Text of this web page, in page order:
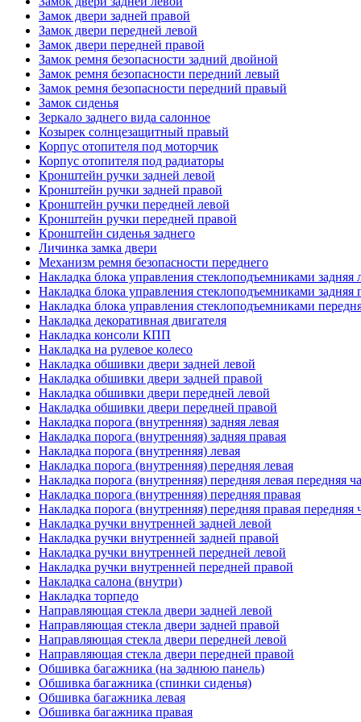
Замок двери задней правой
Замок двери передней левой
Замок двери передней правой
Замок ремня безопасности задний двойной
Замок ремня безопасности передний левый
Замок ремня безопасности передний правый
Замок сиденья
Зеркало заднего вида салонное
Козырек солнцезащитный правый
Корпус отопителя под моторчик
Корпус отопителя под радиаторы
Кронштейн ручки задней левой
Кронштейн ручки задней правой
Кронштейн ручки передней левой
Кронштейн ручки передней правой
Кронштейн сиденья заднего
Личинка замка двери
Механизм ремня безопасности переднего
Накладка блока управления стеклоподъемниками задняя
Накладка блока управления стеклоподъемниками задняя
Накладка блока управления стеклоподъемниками
Накладка декоративная двигателя
Накладка консоли КПП
Накладка на рулевое колесо
Накладка обшивки двери задней левой
Накладка обшивки двери задней правой
Накладка обшивки двери передней левой
Накладка обшивки двери передней правой
Накладка порога (внутренняя) задняя левая
Накладка порога (внутренняя) задняя правая
Накладка порога (внутренняя) левая
Накладка порога (внутренняя) передняя левая
Накладка порога (внутренняя) передняя левая передняя
Накладка порога (внутренняя) передняя правая
Накладка порога (внутренняя) передняя правая передняя
Накладка ручки внутренней задней левой
Накладка ручки внутренней задней правой
Накладка ручки внутренней передней левой
Накладка ручки внутренней передней правой
Накладка салона (внутри)
Накладка торпедо
Направляющая стекла двери задней левой
Направляющая стекла двери задней правой
Направляющая стекла двери передней левой
Направляющая стекла двери передней правой
Обшивка багажника (на заднюю панель)
Обшивка багажника (спинки сиденья)
Обшивка багажника левая
Обшивка багажника правая